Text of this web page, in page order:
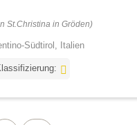
St.Christina in Gröden)
Südtirol, Italien